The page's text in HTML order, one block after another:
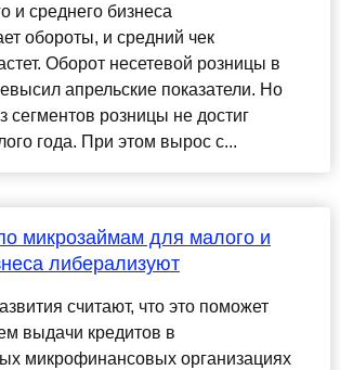
и среднего бизнеса
обороты, и средний чек
Оборот несетевой розницы в
апрельские показатели. Но
сегментов розницы не достиг
года. При этом вырос с...
микрозаймам для малого и
либерализуют
считают, что это поможет
выдачи кредитов в
микрофинансовых организациях